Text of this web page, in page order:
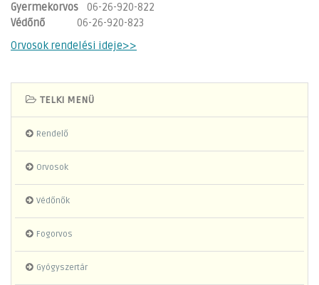
Gyermekorvos 06-26-920-822
Védőnő 06-26-920-823
Orvosok rendelési ideje>>
TELKI MENÜ
Rendelő
Orvosok
Védőnők
Fogorvos
Gyógyszertár